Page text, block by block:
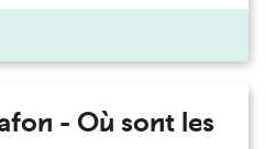
- Où sont les